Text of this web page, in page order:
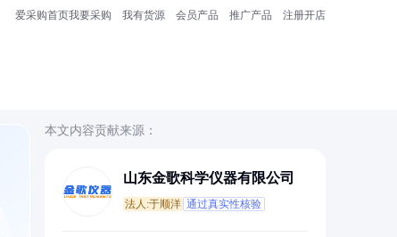
爱采购首页我要采购 我有货源 会员产品 推广产品 注册开店
本文内容贡献来源：
山东金歌科学仪器有限公司
法人:于顺洋 通过真实性核验